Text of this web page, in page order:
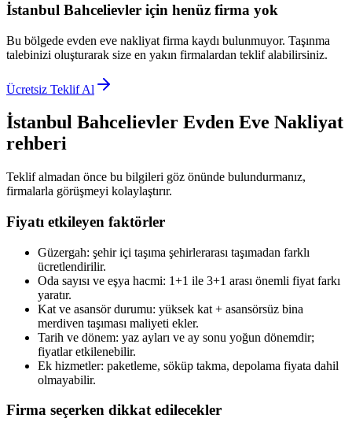
İstanbul Bahcelievler için henüz firma yok
Bu bölgede evden eve nakliyat firma kaydı bulunmuyor. Taşınma
talebinizi oluşturarak size en yakın firmalardan teklif alabilirsiniz.
Ücretsiz Teklif Al
İstanbul Bahcelievler Evden Eve Nakliyat
rehberi
Teklif almadan önce bu bilgileri göz önünde bulundurmanız,
firmalarla görüşmeyi kolaylaştırır.
Fiyatı etkileyen faktörler
Güzergah: şehir içi taşıma şehirlerarası taşımadan farklı
ücretlendirilir.
Oda sayısı ve eşya hacmi: 1+1 ile 3+1 arası önemli fiyat farkı
yaratır.
Kat ve asansör durumu: yüksek kat + asansörsüz bina
merdiven taşıması maliyeti ekler.
Tarih ve dönem: yaz ayları ve ay sonu yoğun dönemdir;
fiyatlar etkilenebilir.
Ek hizmetler: paketleme, söküp takma, depolama fiyata dahil
olmayabilir.
Firma seçerken dikkat edilecekler